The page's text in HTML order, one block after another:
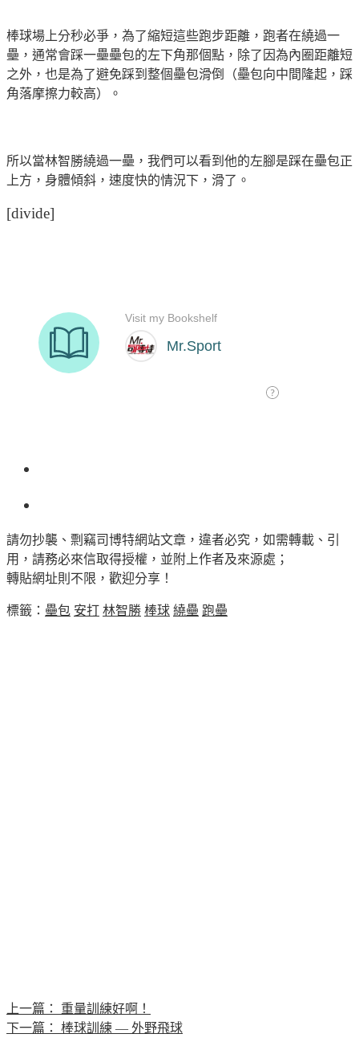
棒球場上分秒必爭，為了縮短這些跑步距離，跑者在繞過一
壘，通常會踩一壘壘包的左下角那個點，除了因為內圈距離短
之外，也是為了避免踩到整個壘包滑倒（壘包向中間隆起，踩
角落摩擦力較高）。
所以當林智勝繞過一壘，我們可以看到他的左腳是踩在壘包正
上方，身體傾斜，速度快的情況下，滑了。
[divide]
請勿抄襲、剽竊司博特網站文章，違者必究，如需轉載、引
用，請務必來信取得授權，並附上作者及來源處；
轉貼網址則不限，歡迎分享！
標籤： 壘包 安打 林智勝 棒球 繞壘 跑壘
上一篇：
重量訓練好啊！
下一篇：
棒球訓練 — 外野飛球